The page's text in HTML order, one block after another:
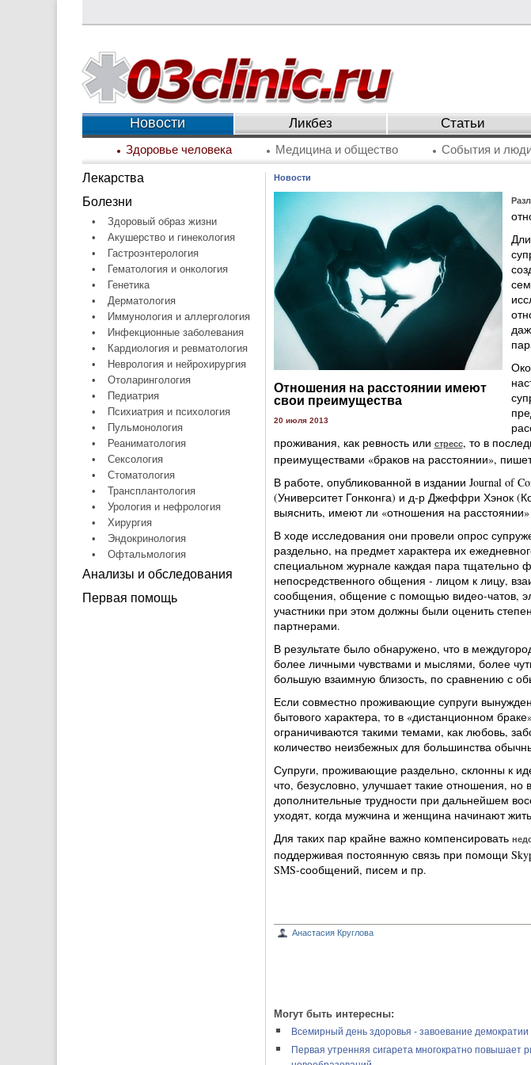
Новости Ликбез Статьи
Здоровье человека Медицина и общество События и
Лекарства
Болезни
•
Здоровый образ жизни
•
Акушерство и гинекология
•
Гастроэнтерология
•
Гематология и онкология
•
Генетика
•
Дерматология
•
Иммунология и аллергология
•
Инфекционные заболевания
•
Кардиология и ревматология
•
Неврология и нейрохирургия
•
Отоларингология
•
Педиатрия
•
Психиатрия и психология
•
Пульмонология
•
Реаниматология
•
Сексология
•
Стоматология
•
Трансплантология
•
Урология и нефрология
•
Хирургия
•
Эндокринология
•
Офтальмология
Анализы и обследования
Первая помощь
Новости
Отношения на расстоянии имеют
свои преимущества
20 июля 2013
проживания, как ревность или стресс, то в
преимуществами «браков на расстоянии»,
В работе, опубликованной в издании Journal of
(Университет Гонконга) и д-р Джеффри Хэнок
выяснить, имеют ли «отношения на
В ходе исследования они провели опрос
раздельно, на предмет характера их
специальном журнале каждая пара тщательно
непосредственного общения - лицом к лицу,
сообщения, общение с помощью видео-чатов,
участники при этом должны были оценить
партнерами.
В результате было обнаружено, что в
более личными чувствами и мыслями, более
большую взаимную близость, по сравнению с
Если совместно проживающие супруги
бытового характера, то в «дистанционном
ограничиваются такими темами, как любовь,
количество неизбежных для большинства
Супруги, проживающие раздельно, склонны к
что, безусловно, улучшает такие отношения, но
дополнительные трудности при дальнейшем
уходят, когда мужчина и женщина начинают
Для таких пар крайне важно компенсировать
поддерживая постоянную связь при помощи
SMS-сообщений, писем и пр.
Анастасия Круглова
Могут быть интересны:
Всемирный день здоровья - завоевание демократии
Первая утренняя сигарета многократно повышает